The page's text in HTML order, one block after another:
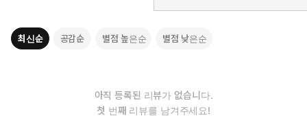
최신순 공감순 별점 높은순 별점 낮은순
아직 등록된 리뷰가 없습니다.
첫 번째 리뷰를 남겨주세요!